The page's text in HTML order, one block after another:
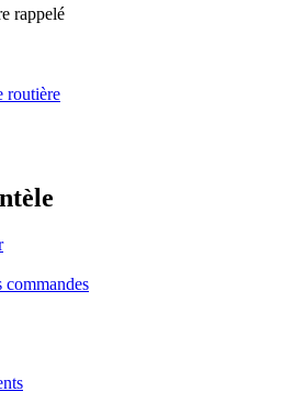
rappelé
routière
commandes